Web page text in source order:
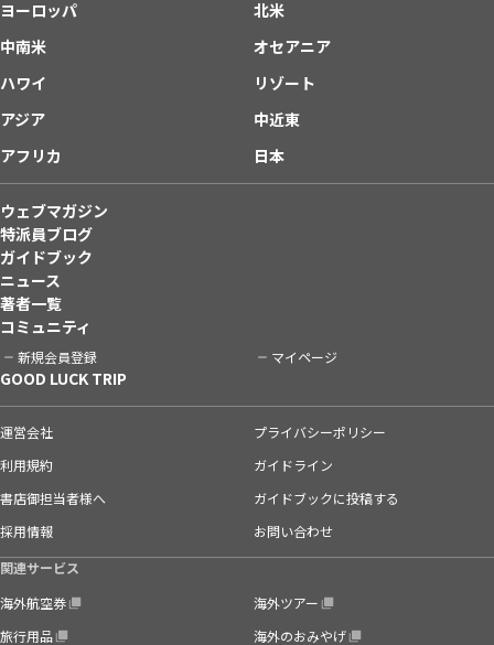
ヨーロッパ
北米
中南米
オセアニア
ハワイ
リゾート
アジア
中近東
アフリカ
日本
ウェブマガジン
特派員ブログ
ガイドブック
ニュース
著者一覧
コミュニティ
新規会員登録 マイページ
GOOD LUCK TRIP
運営会社
プライバシーポリシー
利用規約
ガイドライン
書店御担当者様へ
ガイドブックに投稿する
採用情報
お問い合わせ
関連サービス
海外航空券
海外ツアー
旅行用品
海外のおみやげ